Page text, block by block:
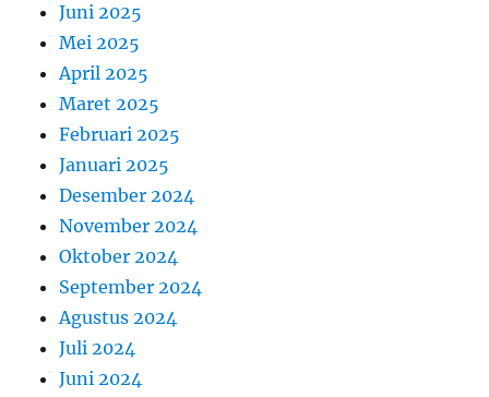
Juni 2025
Mei 2025
April 2025
Maret 2025
Februari 2025
Januari 2025
Desember 2024
November 2024
Oktober 2024
September 2024
Agustus 2024
Juli 2024
Juni 2024